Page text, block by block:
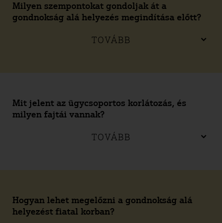
Milyen szempontokat gondoljak át a
gondnokság alá helyezés megindítása előtt?
TOVÁBB
Mit jelent az ügycsoportos korlátozás, és
milyen fajtái vannak?
TOVÁBB
Hogyan lehet megelőzni a gondnokság alá
helyezést fiatal korban?